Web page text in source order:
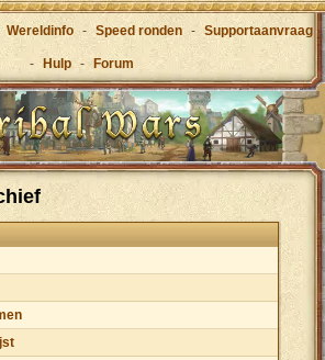
Wereldinfo - Speed ronden - Supportaanvraag
- Hulp - Forum